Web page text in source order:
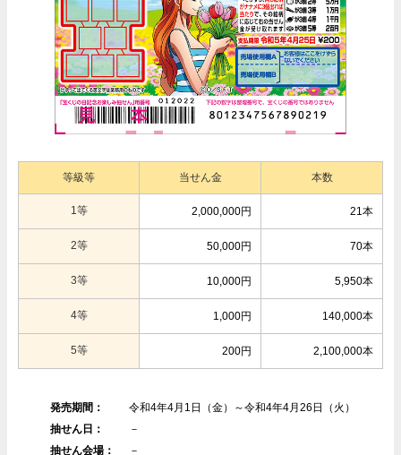
等級等 当せん金 本数
1等 2,000,000円 21本
2等 50,000円 70本
3等 10,000円 5,950本
4等 1,000円 140,000本
5等 200円 2,100,000本
発売期間：
令和4年4月1日（金）～令和4年4月26日（火）
抽せん日：
－
抽せん会場：
－